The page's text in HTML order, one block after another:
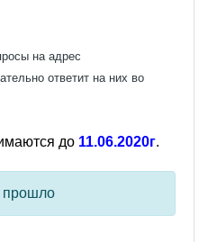
на адрес
ответит на них во
до 11.06.2020г.
прошло